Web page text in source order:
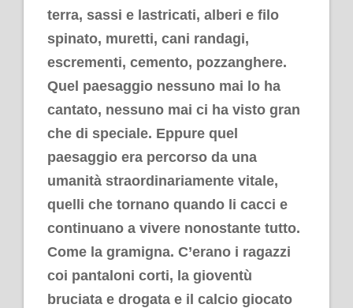
terra, sassi e lastricati, alberi e filo
spinato, muretti, cani randagi,
escrementi, cemento, pozzanghere.
Quel paesaggio nessuno mai lo ha
cantato, nessuno mai ci ha visto gran
che di speciale. Eppure quel
paesaggio era percorso da una
umanità straordinariamente vitale,
quelli che tornano quando li cacci e
continuano a vivere nonostante tutto.
Come la gramigna. C’erano i ragazzi
coi pantaloni corti, la gioventù
bruciata e drogata e il calcio giocato